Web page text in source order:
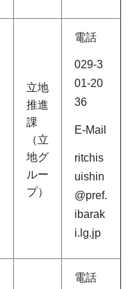
立地
推進
課
（立
地グ
ルー
プ）
電話
029-3
01-20
36
E-Mail
ritchis
uishin
@pref.
ibarak
i.lg.jp
電話